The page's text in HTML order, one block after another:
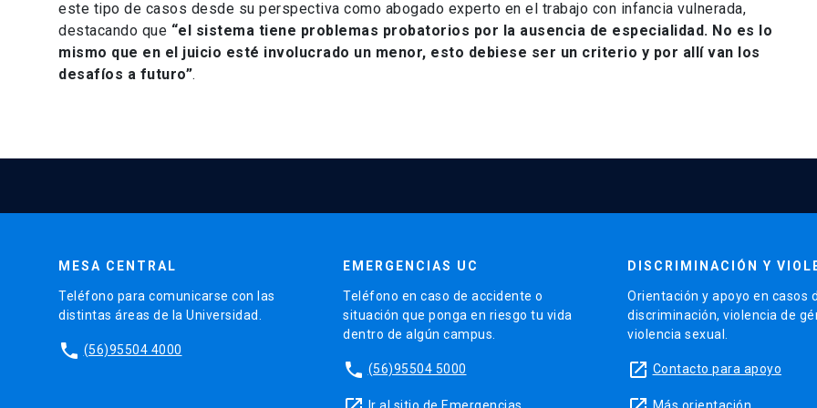
este tipo de casos desde su perspectiva como abogado experto en el trabajo con infancia vulnerada,
destacando que “el sistema tiene problemas probatorios por la ausencia de especialidad. No es lo
mismo que en el juicio esté involucrado un menor, esto debiese ser un criterio y por allí van los
desafíos a futuro”.
MESA CENTRAL
Teléfono para comunicarse con las
distintas áreas de la Universidad.
phone (56)95504 4000
EMERGENCIAS UC
Teléfono en caso de accidente o
situación que ponga en riesgo tu vida
dentro de algún campus.
phone (56)95504 5000
Ir al sitio de Emergencias
DISCRIMINACIÓN Y
Orientación y apoyo en casos
discriminación, violencia de
violencia sexual.
launch Contacto para apoyo
Más orientación